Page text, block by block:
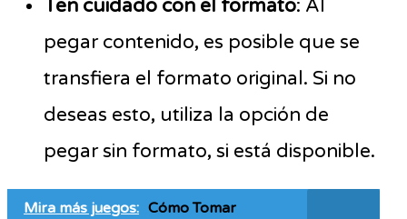
Ten cuidado con el formato: Al
pegar contenido, es posible que se
transfiera el formato original. Si no
deseas esto, utiliza la opción de
pegar sin formato, si está disponible.
Mira más juegos: Cómo Tomar